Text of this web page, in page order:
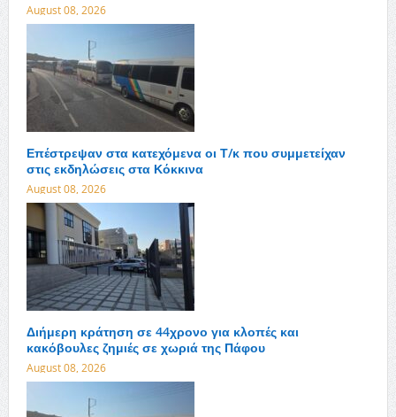
August 08, 2026
Επέστρεψαν στα κατεχόμενα οι Τ/κ που συμμετείχαν
στις εκδηλώσεις στα Κόκκινα
August 08, 2026
Διήμερη κράτηση σε 44χρονο για κλοπές και
κακόβουλες ζημιές σε χωριά της Πάφου
August 08, 2026